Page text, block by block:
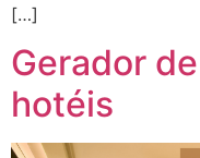
[…]
Gerador
hotéis